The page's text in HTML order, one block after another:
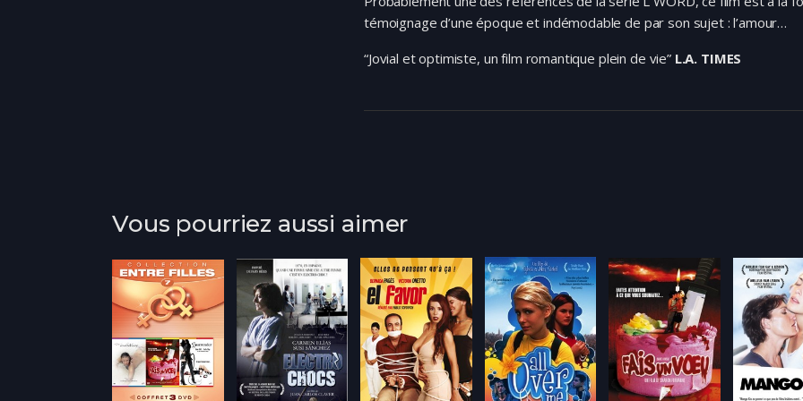
témoignage d’une époque et indémodable de par son sujet : l’amour…
“Jovial et optimiste, un film romantique plein de vie” L.A. TIMES
Vous pourriez aussi aimer